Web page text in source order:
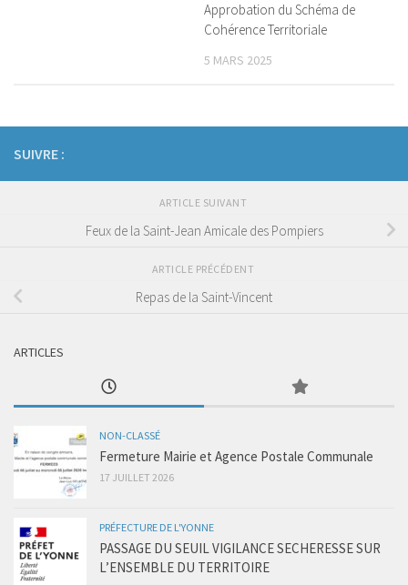
Approbation du Schéma de
Cohérence Territoriale
5 MARS 2025
SUIVRE :
ARTICLE SUIVANT
Feux de la Saint-Jean Amicale des Pompiers
ARTICLE PRÉCÉDENT
Repas de la Saint-Vincent
ARTICLES
NON-CLASSÉ
Fermeture Mairie et Agence Postale Communale
17 JUILLET 2026
PRÉFECTURE DE L'YONNE
PASSAGE DU SEUIL VIGILANCE SECHERESSE SUR
L’ENSEMBLE DU TERRITOIRE